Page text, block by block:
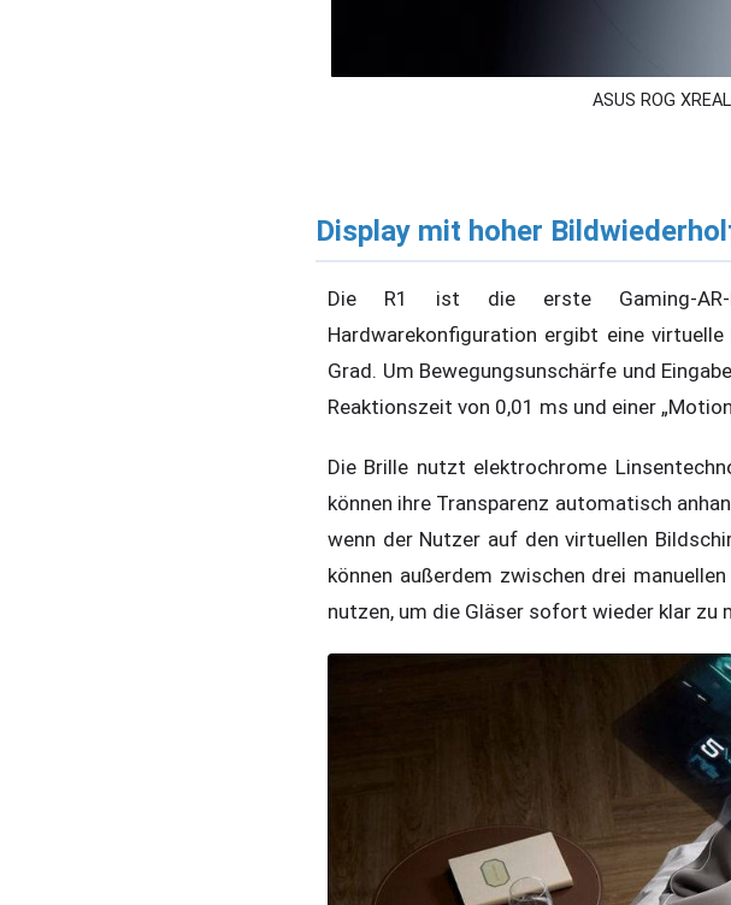
ASUS ROG
Display mit hoher
Die R1 ist die erste Gaming-AR-
Hardwarekonfiguration ergibt eine
Grad. Um Bewegungsunschärfe und
Reaktionszeit von 0,01 ms und einer
Die Brille nutzt elektrochrome
können ihre Transparenz automatisch
wenn der Nutzer auf den virtuellen
können außerdem zwischen drei
nutzen, um die Gläser sofort wieder klar zu